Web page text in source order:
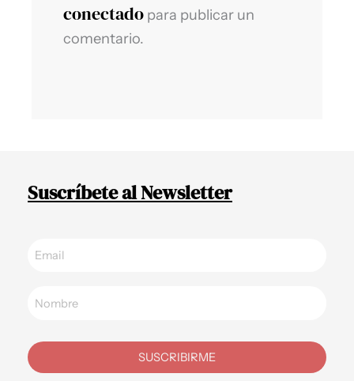
conectado para publicar un
comentario.
Suscríbete al Newsletter
SUSCRIBIRME